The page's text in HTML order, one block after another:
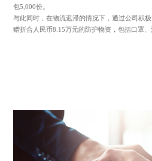
包5,000份。
与此同时，在物流迟滞的情况下，通过公司积
赠折合人民币8.15万元的防护物资，包括口罩、